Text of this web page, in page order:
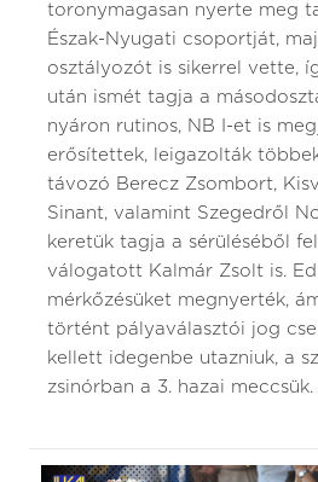
toronymagasan nyerte meg
Észak-Nyugati csoportját,
osztályozót is sikerrel vette,
után ismét tagja a
nyáron rutinos, NB I-et is
erősítettek, leigazolták
távozó Berecz Zsombort,
Sinant, valamint Szegedről
keretük tagja a sérüléséből
válogatott Kalmár Zsolt is.
mérkőzésüket megnyerték,
történt pályaválasztói jog
kellett idegenbe utazniuk, a
zsinórban a 3. hazai meccsük.